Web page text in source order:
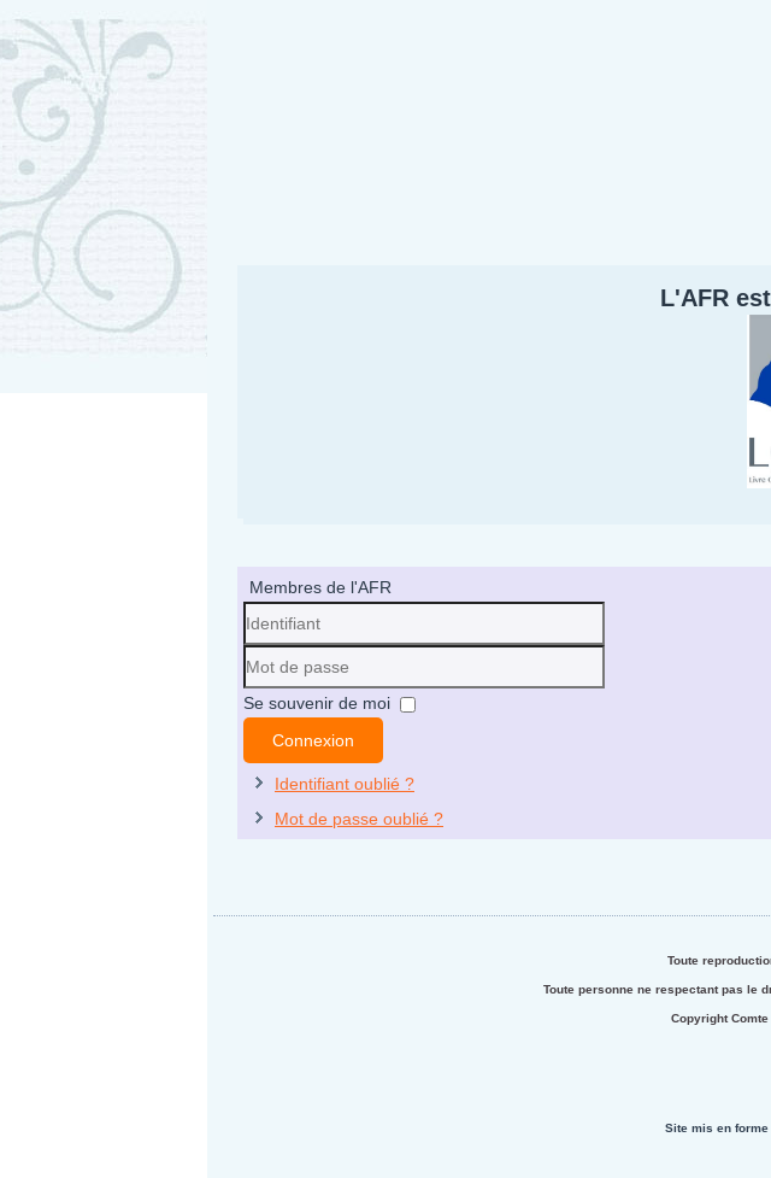
L'AFR
Membres de l'AFR
Identifiant
Mot
passe
Se souvenir de moi
Connexion
Identifiant oublié ?
Mot de passe oublié ?
Toute
Toute personne ne respectant pas le
Copyright Comte
Site mis en forme